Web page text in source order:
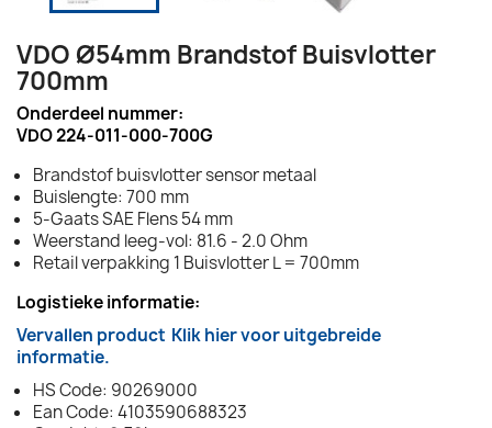
VDO Ø54mm Brandstof Buisvlotter
700mm
Onderdeel nummer:
VDO 224-011-000-700G
Brandstof buisvlotter sensor metaal
Buislengte: 700 mm
5-Gaats SAE Flens 54 mm
Weerstand leeg-vol: 81.6 - 2.0 Ohm
Retail verpakking 1 Buisvlotter L = 700mm
Logistieke informatie:
Vervallen product Klik hier voor uitgebreide
informatie.
HS Code: 90269000
Ean Code: 4103590688323